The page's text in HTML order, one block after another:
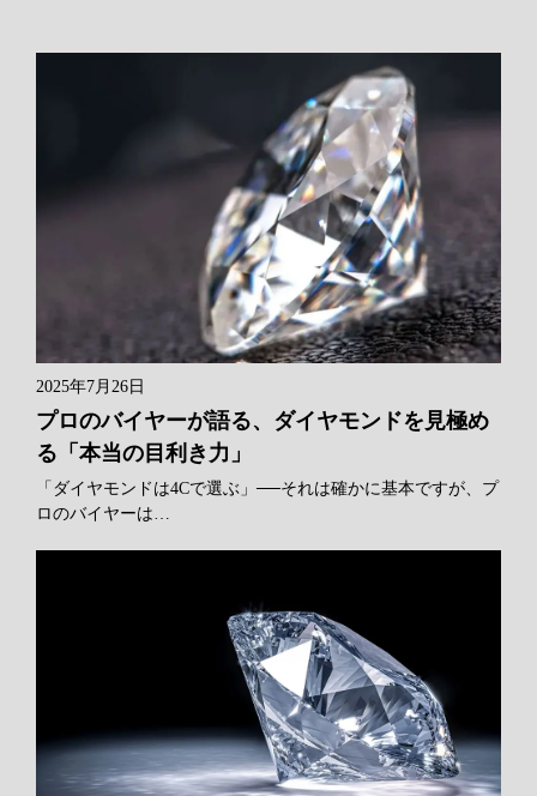
2025年7月26日
プロのバイヤーが語る、ダイヤモンドを見極め
る「本当の目利き力」
「ダイヤモンドは4Cで選ぶ」──それは確かに基本ですが、プ
ロのバイヤーは…